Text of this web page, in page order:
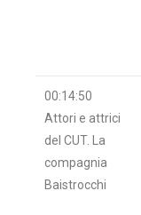
00:14:50
Attori e attrici
del CUT. La
compagnia
Baistrocchi